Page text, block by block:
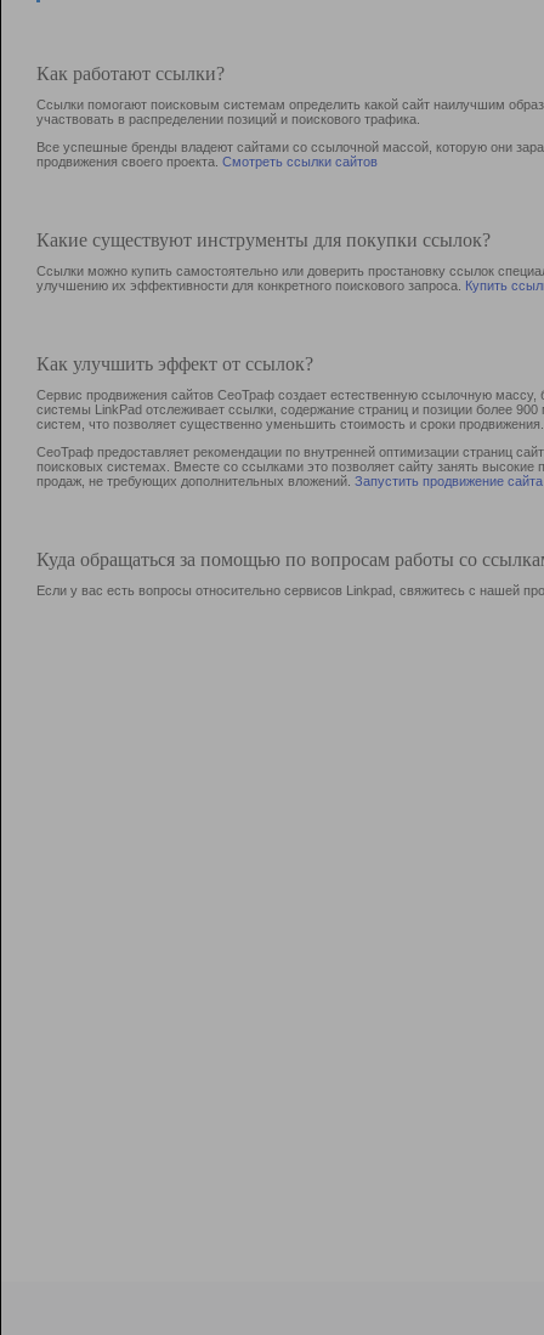
Как работают ссылки?
Ссылки помогают поисковым системам определить какой сайт наилучшим
участвовать в раcпределении позиций и поискового трафика.
Все успешные бренды владеют сайтами со ссылочной массой, которую они
продвижения своего проекта. Смотреть ссылки сайтов
Какие существуют инструменты для покупки ссылок?
Ссылки можно купить самостоятельно или доверить простановку ссылок
улучшению их эффективности для конкретного поискового запроса. Купить
Как улучшить эффект от ссылок?
Сервис продвижения сайтов СеоТраф создает естественную ссылочную
системы LinkPad отслеживает ссылки, содержание страниц и позиции более
систем, что позволяет существенно уменьшить стоимость и сроки продвижения.
СеоТраф предоставляет рекомендации по внутренней оптимизации страниц
поисковых системах. Вместе со ссылками это позволяет сайту занять
продаж, не требующих дополнительных вложений. Запустить продвижение сайта
Куда обращаться за помощью по вопросам работы со
Если у вас есть вопросы относительно сервисов Linkpad, свяжитесь с нашей